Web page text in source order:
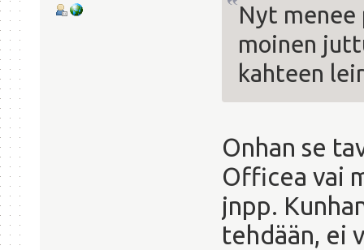
Nyt
moinen
kahteen
Onhan se
Officea vai
jnpp.
tehdään, ei